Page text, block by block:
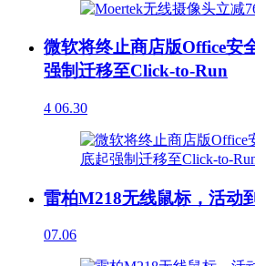
微软将终止商店版Office安
强制迁移至Click-to-Run
4 06.30
雷柏M218无线鼠标，活动
07.06